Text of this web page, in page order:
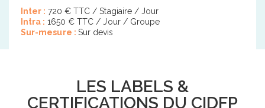
Inter : 720 € TTC / Stagiaire / Jour
Intra : 1650 € TTC / Jour / Groupe
Sur-mesure : Sur devis
LES LABELS &
CERTIFICATIONS DU CIDFP